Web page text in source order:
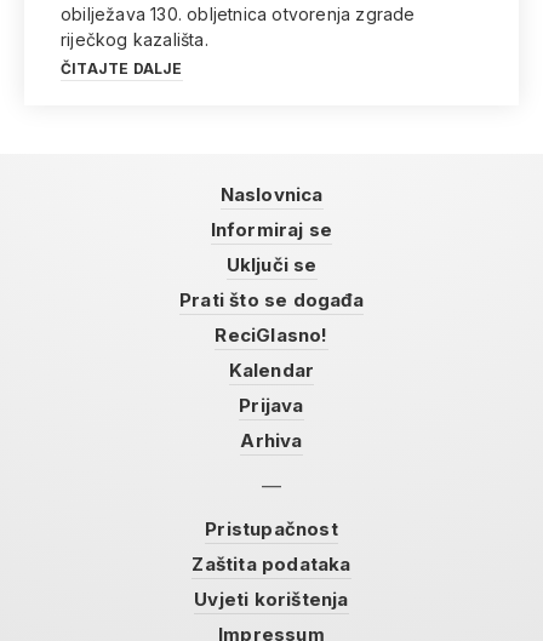
obilježava 130. obljetnica otvorenja zgrade
riječkog kazališta.
ČITAJTE DALJE
Naslovnica
Informiraj se
Uključi se
Prati što se događa
ReciGlasno!
Kalendar
Prijava
Arhiva
Pristupačnost
Zaštita podataka
Uvjeti korištenja
Impressum